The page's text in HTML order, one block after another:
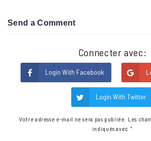
Send a Comment
Connecter avec:
Login With Facebook
Login With Twitter
Votre adresse e-mail ne sera pas publiée. Les
indiqués avec *